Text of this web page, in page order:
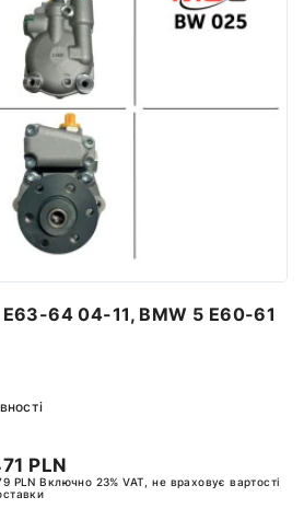
64 04-11, BMW 5 E60-61
PLN
PLN Включно 23% VAT, не враховує вартості